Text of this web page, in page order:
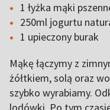
1 łyżka mąki
250ml jogurtu
1 upieczony burak
Mąkę łączymy z
żółtkiem, solą oraz
szybko wyrabiamy.